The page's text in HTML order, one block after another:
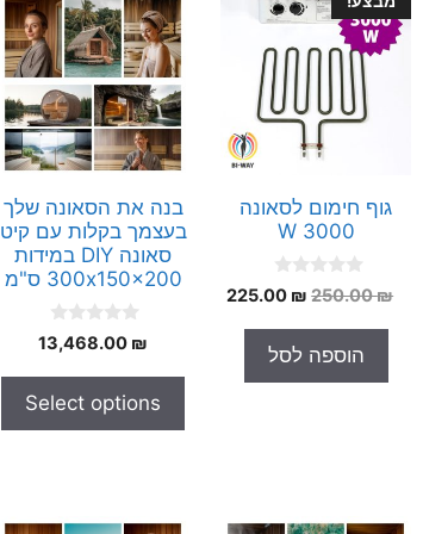
גוף חימום לסאונה
3000 W
0
o
o
5
250.00₪
המחיר
היה:
250.00 ₪.
225.00 ₪
המחיר
הוספה לסל
בנה את הסאונה שלך
בעצמך בקלות עם קיט
סאונה DIY במידות
300x150x200 ס"מ
0
o
o
5
13,468.00 ₪
Select options